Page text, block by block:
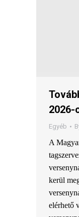
2026-
Egyéb
A
kerül
elérhető